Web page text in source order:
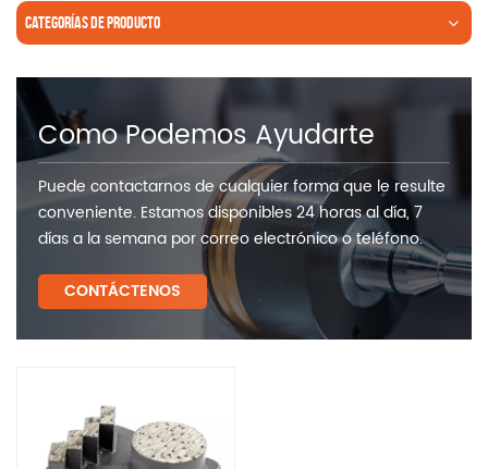
CATEGORÍAS DE PRODUCTO
Como Podemos Ayudarte
Puede contactarnos de cualquier forma que le resulte
conveniente. Estamos disponibles 24 horas al día, 7
días a la semana por correo electrónico o teléfono.
CONTÁCTENOS